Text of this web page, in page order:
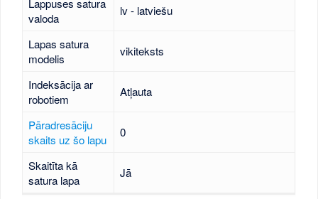
Lappuses satura
valoda
lv - latviešu
Lapas satura
modelis
vikiteksts
Indeksācija ar
robotiem
Atļauta
Pāradresāciju
skaits uz šo lapu
0
Skaitīta kā
satura lapa
Jā